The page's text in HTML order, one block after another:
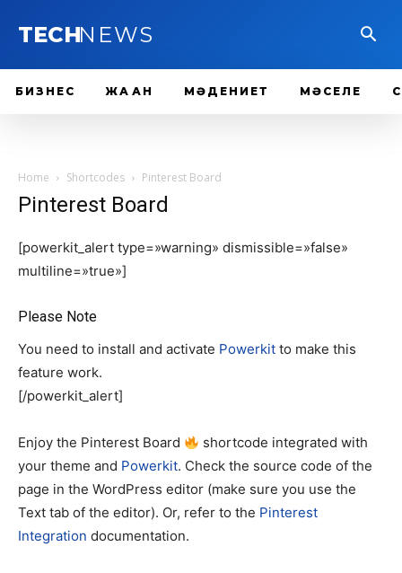
TECHNEWS
БИЗНЕС ЖАҺАН МӘДЕНИЕТ МӘСЕЛЕ
Home Shortcodes Pinterest Board
Pinterest Board
[powerkit_alert type=»warning» dismissible=»false»
multiline=»true»]
Please Note
You need to install and activate Powerkit to make this
feature work.
[/powerkit_alert]
Enjoy the Pinterest Board
shortcode integrated with
your theme and Powerkit. Check the source code of the
page in the WordPress editor (make sure you use the
Text tab of the editor). Or, refer to the Pinterest
Integration documentation.